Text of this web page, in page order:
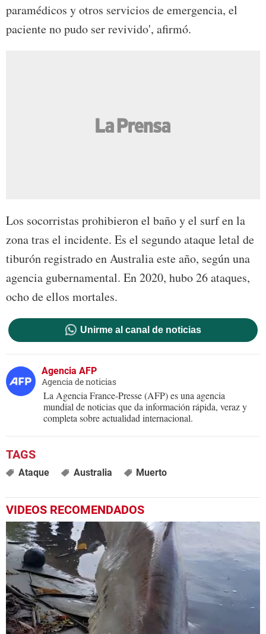
paramédicos y otros servicios de emergencia, el
paciente no pudo ser revivido', afirmó.
Los socorristas prohibieron el baño y el surf en la
zona tras el incidente. Es el segundo ataque letal de
tiburón registrado en Australia este año, según una
agencia gubernamental. En 2020, hubo 26 ataques,
ocho de ellos mortales.
Unirme al canal de noticias
Agencia AFP
Agencia de noticias
La Agencia France-Presse (AFP) es una agencia
mundial de noticias que da información rápida, veraz y
completa sobre actualidad internacional.
Ataque Australia Muerto
VIDEOS RECOMENDADOS